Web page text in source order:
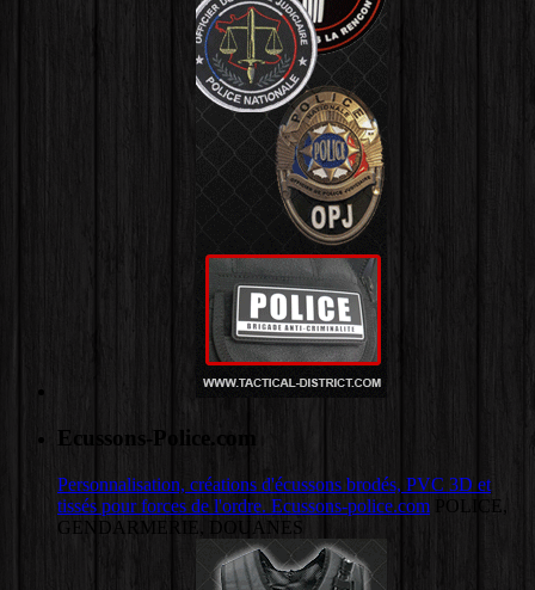
Ecussons-Police.com
Personnalisation, créations d'écussons brodés, PVC 3D et
tissés pour forces de l'ordre. Ecussons-police.com POLICE,
GENDARMERIE, DOUANES